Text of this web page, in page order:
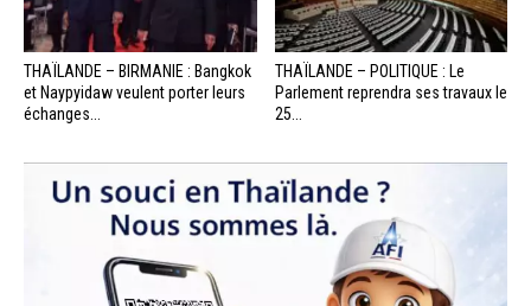
THAÏLANDE – BIRMANIE : Bangkok
et Naypyidaw veulent porter leurs
échanges...
THAÏLANDE – POLITIQUE : Le
Parlement reprendra ses travaux le
25...